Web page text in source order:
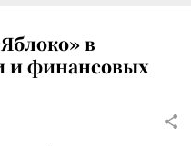
в
и финансовых